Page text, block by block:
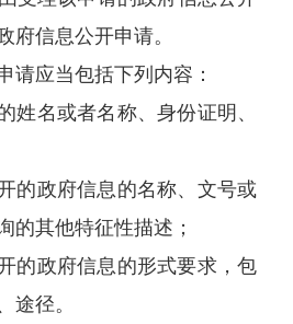
府信息公开申请。
请应当包括下列内容：
姓名或者名称、身份证明、
的政府信息的名称、文号或
的其他特征性描述；
的政府信息的形式要求，包
途径。